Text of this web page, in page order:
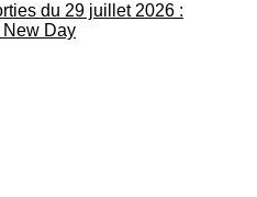
du 29 juillet 2026 :
New Day